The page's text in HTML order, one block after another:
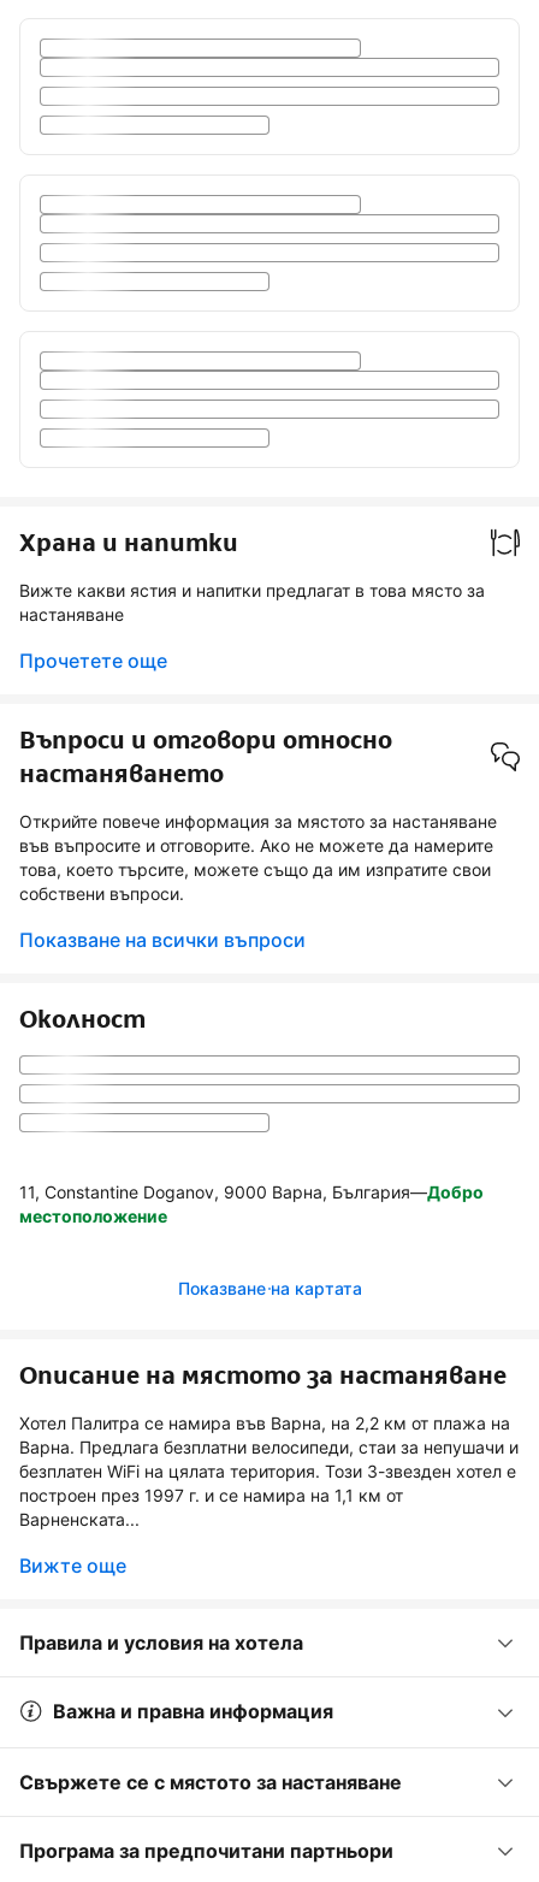
Храна и напитки
Вижте какви ястия и напитки предлагат в това място за
настаняване
Прочетете още
Въпроси и отговори относно
настаняването
Открийте повече информация за мястото за настаняване
във въпросите и отговорите. Ако не можете да намерите
това, което търсите, можете също да им изпратите свои
собствени въпроси.
Показване на всички въпроси
Околност
11, Constantine Doganov, 9000 Варна, България—Добро
местоположение
Показване на картата
Описание на мястото за настаняване
Хотел Палитра се намира във Варна, на 2,2 км от плажа на
Варна. Предлага безплатни велосипеди, стаи за непушачи и
безплатен WiFi на цялата територия. Този 3-звезден хотел е
построен през 1997 г. и се намира на 1,1 км от
Варненската...
Вижте още
Правила и условия на хотела
Важна и правна информация
Свържете се с мястото за настаняване
Програма за предпочитани партньори